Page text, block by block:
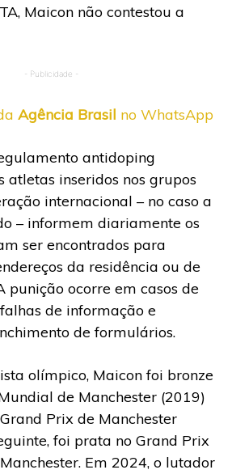
Maicon não contestou a
- Publicidade -
Agência Brasil no WhatsApp
antidoping
atletas inseridos nos grupos
internacional – no caso a
– informem diariamente os
ser encontrados para
da residência ou de
punição ocorre em casos de
de informação e
de formulários.
olímpico, Maicon foi bronze
de Manchester (2019)
Prix de Manchester
foi prata no Grand Prix
Em 2024, o lutador